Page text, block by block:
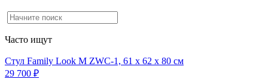
Часто ищут
Стул Family Look M ZWC-1, 61 x 62 x 80 см
29 700 ₽